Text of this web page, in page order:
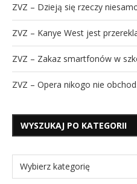
ZVZ – Dzieją się rzeczy
ZVZ – Kanye West jest
ZVZ – Zakaz smartfonów w
ZVZ – Opera nikogo nie
WYSZUKAJ PO KATEGORII